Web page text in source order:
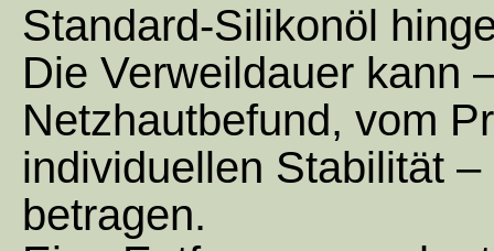
Standard-Silikonöl
Die Verweildauer kann
Netzhautbefund, vom
individuellen Stabilität
betragen.